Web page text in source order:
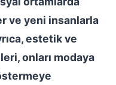
ve yeni insanlarla
estetik ve
onları modaya